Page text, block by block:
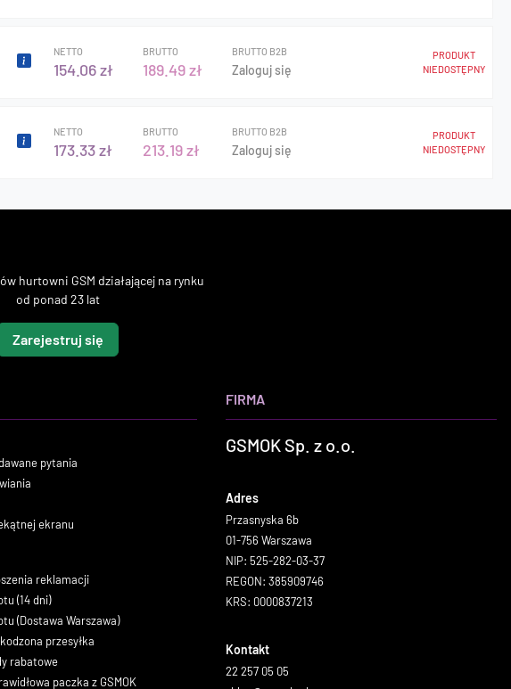
NETTO
154.06 zł
BRUTTO
189.49 zł
BRUTTO B2B
Zaloguj się
PRODUKT
NIEDOSTĘPNY
NETTO
173.33 zł
BRUTTO
213.19 zł
BRUTTO B2B
Zaloguj się
PRODUKT
NIEDOSTĘPNY
hurtowni GSM działającej na rynku
od ponad 23 lat
Zarejestruj się
pytania
ekranu
reklamacji
(14 dni)
(Dostawa Warszawa)
przesyłka
rabatowe
paczka z GSMOK
FIRMA
GSMOK Sp. z o.o.
Adres
Przasnyska 6b
01-756 Warszawa
NIP: 525-282-03-37
REGON: 385909746
KRS: 0000837213
Kontakt
22 257 05 05